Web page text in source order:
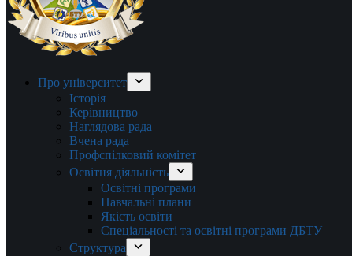
Про університет
Історія
Керівництво
Наглядова рада
Вчена рада
Профспілковий комітет
Освітня діяльність
Освітні програми
Навчальні плани
Якість освіти
Спеціальності та освітні програми ДБТУ
Структура